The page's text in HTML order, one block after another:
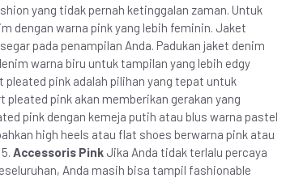
yang tidak pernah ketinggalan zaman. Untuk
dengan warna pink yang lebih feminin. Jaket
pada penampilan Anda. Padukan jaket denim
warna biru untuk tampilan yang lebih edgy
pleated pink adalah pilihan yang tepat untuk
pink akan memberikan gerakan yang
pink dengan kemeja putih atau blus warna pastel
high heels atau flat shoes berwarna pink atau
Accessoris Pink Jika Anda tidak terlalu percaya
Anda masih bisa tampil fashionable